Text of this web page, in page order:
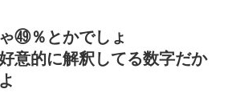
㊾％とかでしょ
意的に解釈してる数字だか